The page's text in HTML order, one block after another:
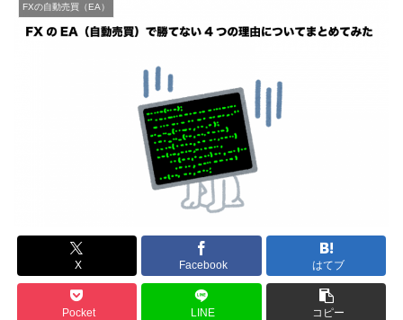
FXの自動売買（EA）
X Facebook はてブ
Pocket LINE コピー